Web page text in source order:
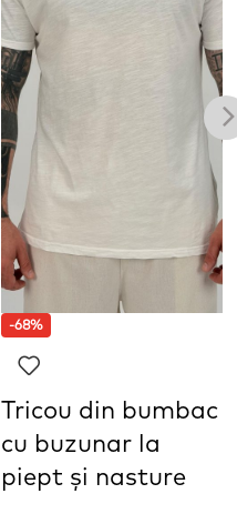
-68%
Tricou din bumbac
cu buzunar la
piept și nasture